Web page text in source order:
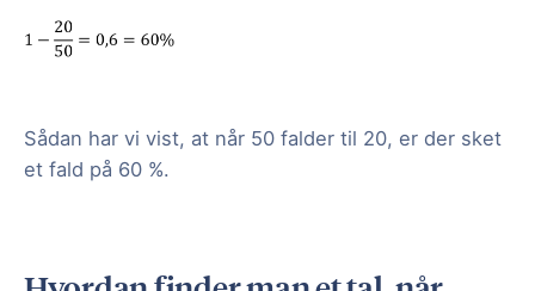
Sådan har vi vist, at når 50 falder til 20, er der sket
et fald på 60 %.